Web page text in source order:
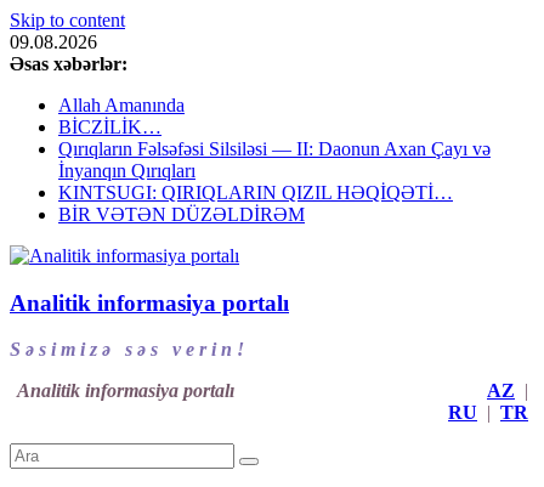
Skip to content
09.08.2026
Əsas xəbərlər:
Allah Amanında
BİCZİLİK…
Qırıqların Fəlsəfəsi Silsiləsi — II: Daonun Axan Çayı və
İnyanqın Qırıqları
KINTSUGI: QIRIQLARIN QIZIL HƏQİQƏTİ…
BİR VƏTƏN DÜZƏLDİRƏM
Analitik informasiya portalı
S ə s i m i z ə s ə s v e r i n !
Analitik informasiya portalı
AZ |
RU | TR